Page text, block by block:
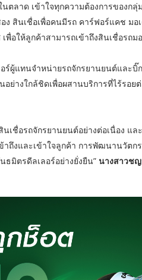
ลาด เข้าใจทุกความต้องการของกลุ่
สินเชื่อเพื่อคนมีรถ คาร์ฟอร์แคช มอ
อให้ลูกค้าสามารถเข้าถึงสินเชื่อรถม
ผู้แทนจำหน่ายรถจักรยานยนต์และบิ๊
ย่างใกล้ชิดเพื่อผสานบริการที่ไร้รอ
เชื่อรถจักรยานยนต์อย่างต่อเนื่อง แ
ถึงและเข้าใจลูกค้า การพัฒนานวัตก
มิตรดีลเลอร์อย่างยั่งยืน” นางสาวช